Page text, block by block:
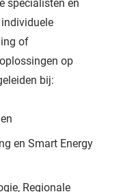
of
op
bij:
en Smart Energy
Regionale